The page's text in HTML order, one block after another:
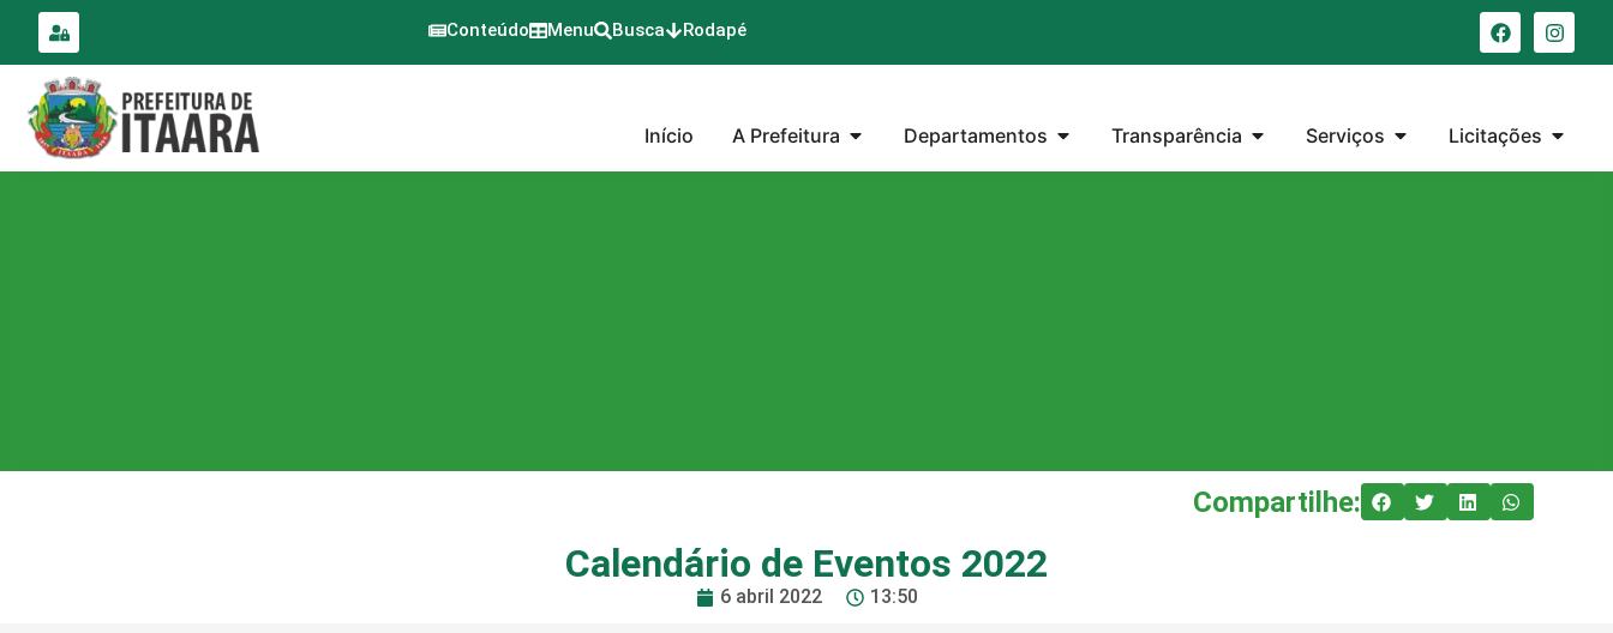
conteúdo
Conteúdo Menu Busca Rodapé
Início A Prefeitura Departamentos Transparência Serviços Licitações
Compartilhe:
Calendário de Eventos 2022
6 abril 2022 13:50